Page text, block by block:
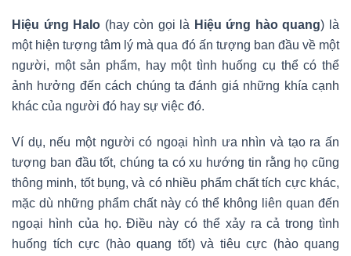
Hiệu ứng Halo (hay còn gọi là Hiệu ứng hào quang) là
một hiện tượng tâm lý mà qua đó ấn tượng ban đầu về một
người, một sản phẩm, hay một tình huống cụ thể có thể
ảnh hưởng đến cách chúng ta đánh giá những khía cạnh
khác của người đó hay sự việc đó.
Ví dụ, nếu một người có ngoại hình ưa nhìn và tạo ra ấn
tượng ban đầu tốt, chúng ta có xu hướng tin rằng họ cũng
thông minh, tốt bụng, và có nhiều phẩm chất tích cực khác,
mặc dù những phẩm chất này có thể không liên quan đến
ngoại hình của họ. Điều này có thể xảy ra cả trong tình
huống tích cực (hào quang tốt) và tiêu cực (hào quang